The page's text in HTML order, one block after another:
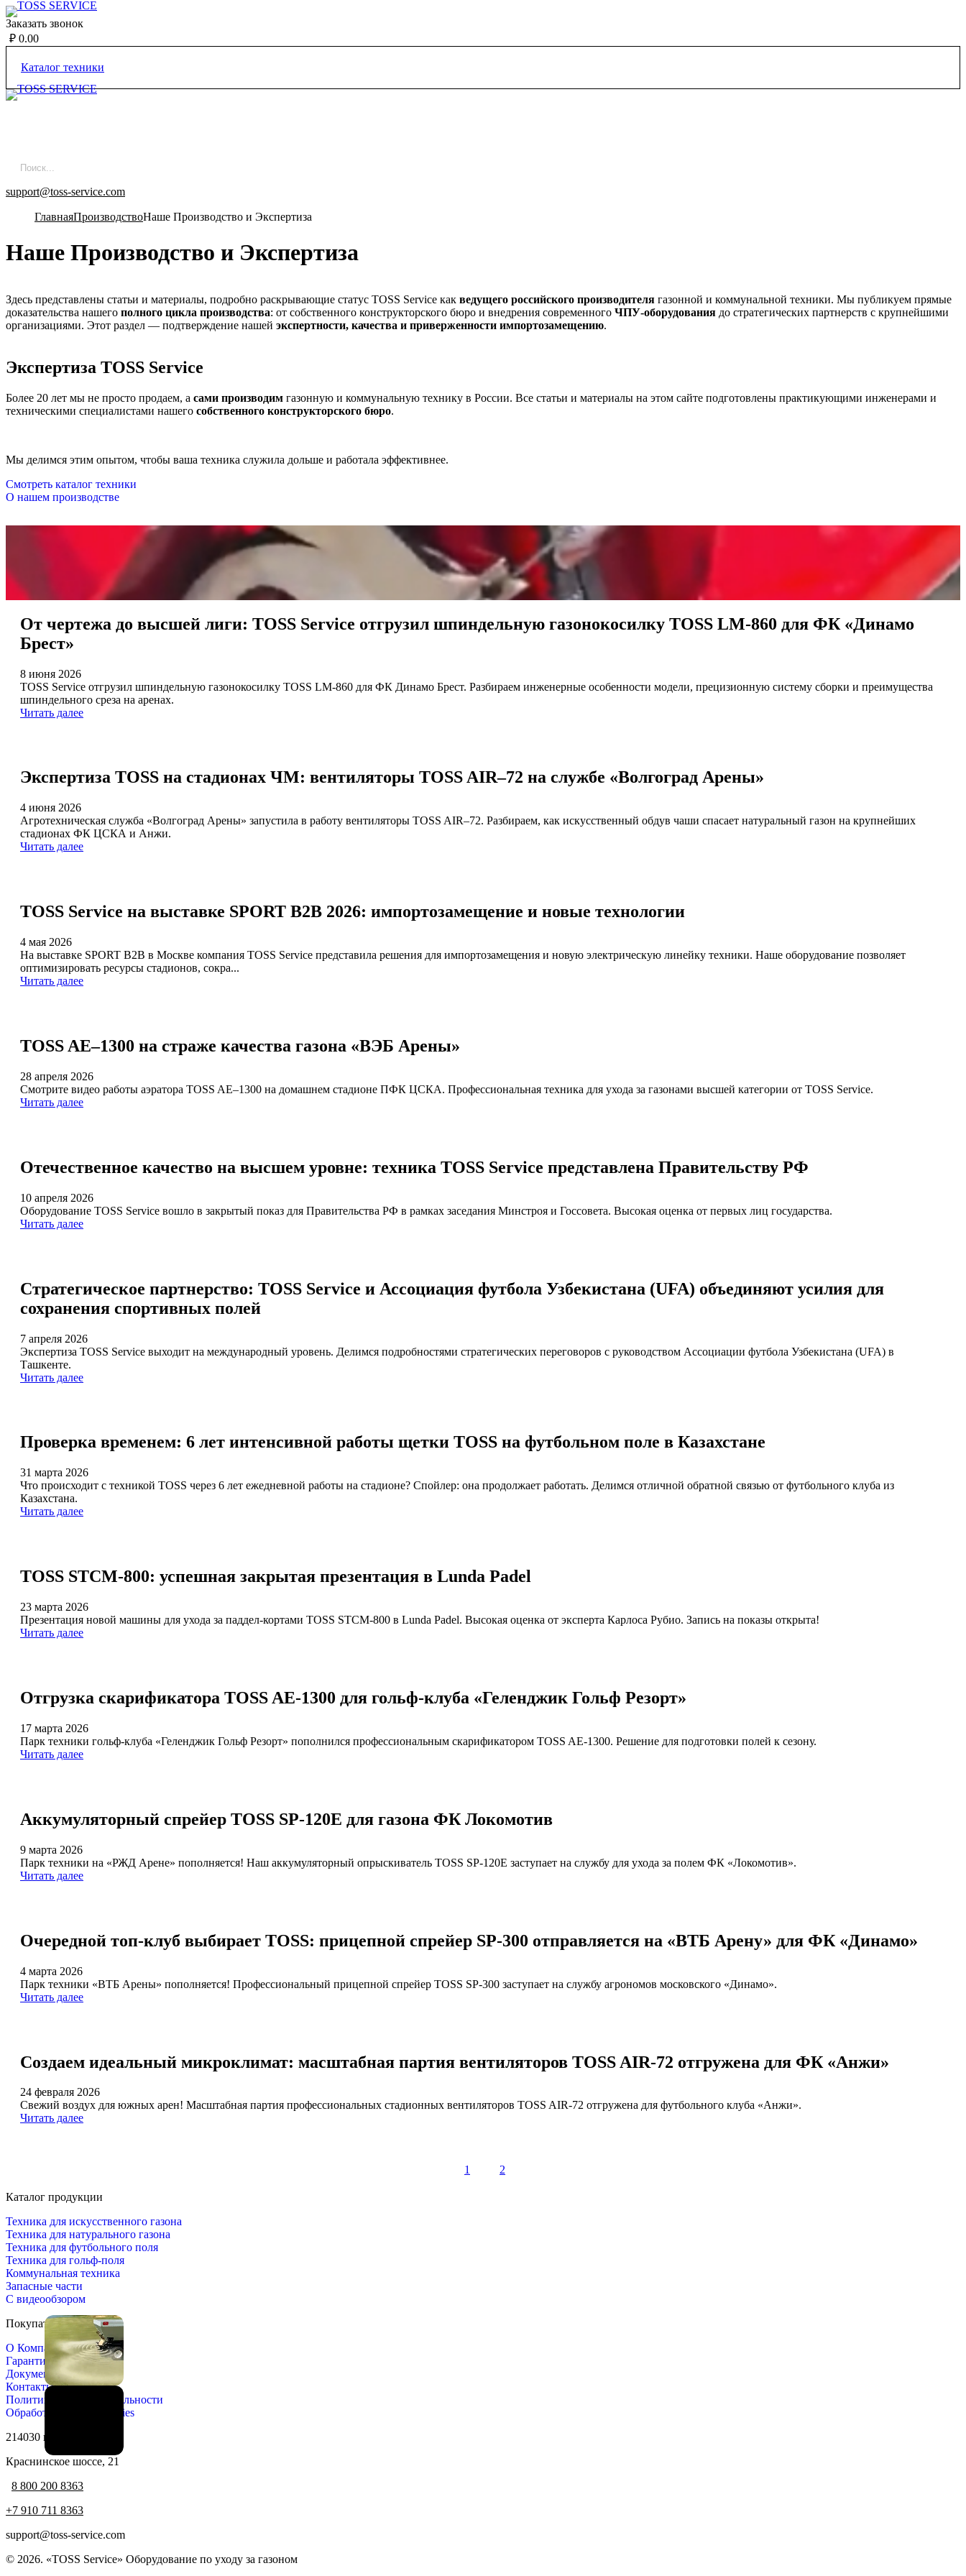
Заказать звонок
₽ 0.00
Каталог техники
support@toss-service.com
ГлавнаяПроизводствоНаше Производство и Экспертиза
Наше Производство и Экспертиза
Здесь представлены статьи и материалы, подробно раскрывающие статус TOSS Service как ведущего российского производителя газонной и коммунальной техники. Мы публикуем прямые
доказательства нашего полного цикла производства: от собственного конструкторского бюро и внедрения современного ЧПУ-оборудования до стратегических партнерств с крупнейшими
организациями. Этот раздел — подтверждение нашей экспертности, качества и приверженности импортозамещению.
Экспертиза TOSS Service
Более 20 лет мы не просто продаем, а сами производим газонную и коммунальную технику в России. Все статьи и материалы на этом сайте подготовлены практикующими инженерами и
техническими специалистами нашего собственного конструкторского бюро.
Мы делимся этим опытом, чтобы ваша техника служила дольше и работала эффективнее.
Смотреть каталог техники
О нашем производстве
От чертежа до высшей лиги: TOSS Service отгрузил шпиндельную газонокосилку TOSS LM-860 для ФК «Динамо
Брест»
8 июня 2026
TOSS Service отгрузил шпиндельную газонокосилку TOSS LM-860 для ФК Динамо Брест. Разбираем инженерные особенности модели, прецизионную систему сборки и преимущества
шпиндельного среза на аренах.
Читать далее
Экспертиза TOSS на стадионах ЧМ: вентиляторы TOSS AIR–72 на службе «Волгоград Арены»
4 июня 2026
Агротехническая служба «Волгоград Арены» запустила в работу вентиляторы TOSS AIR–72. Разбираем, как искусственный обдув чаши спасает натуральный газон на крупнейших
стадионах ФК ЦСКА и Анжи.
Читать далее
TOSS Service на выставке SPORT B2B 2026: импортозамещение и новые технологии
4 мая 2026
На выставке SPORT B2B в Москве компания TOSS Service представила решения для импортозамещения и новую электрическую линейку техники. Наше оборудование позволяет
оптимизировать ресурсы стадионов, сокра...
Читать далее
TOSS AE–1300 на страже качества газона «ВЭБ Арены»
28 апреля 2026
Смотрите видео работы аэратора TOSS AE–1300 на домашнем стадионе ПФК ЦСКА. Профессиональная техника для ухода за газонами высшей категории от TOSS Service.
Читать далее
Отечественное качество на высшем уровне: техника TOSS Service представлена Правительству РФ
10 апреля 2026
Оборудование TOSS Service вошло в закрытый показ для Правительства РФ в рамках заседания Минстроя и Госсовета. Высокая оценка от первых лиц государства.
Читать далее
Стратегическое партнерство: TOSS Service и Ассоциация футбола Узбекистана (UFA) объединяют усилия для
сохранения спортивных полей
7 апреля 2026
Экспертиза TOSS Service выходит на международный уровень. Делимся подробностями стратегических переговоров с руководством Ассоциации футбола Узбекистана (UFA) в
Ташкенте.
Читать далее
Проверка временем: 6 лет интенсивной работы щетки TOSS на футбольном поле в Казахстане
31 марта 2026
Что происходит с техникой TOSS через 6 лет ежедневной работы на стадионе? Спойлер: она продолжает работать. Делимся отличной обратной связью от футбольного клуба из
Казахстана.
Читать далее
TOSS STCM-800: успешная закрытая презентация в Lunda Padel
23 марта 2026
Презентация новой машины для ухода за паддел-кортами TOSS STCM-800 в Lunda Padel. Высокая оценка от эксперта Карлоса Рубио. Запись на показы открыта!
Читать далее
Отгрузка скарификатора TOSS AE-1300 для гольф-клуба «Геленджик Гольф Резорт»
17 марта 2026
Парк техники гольф-клуба «Геленджик Гольф Резорт» пополнился профессиональным скарификатором TOSS AE-1300. Решение для подготовки полей к сезону.
Читать далее
Аккумуляторный спрейер TOSS SP-120E для газона ФК Локомотив
9 марта 2026
Парк техники на «РЖД Арене» пополняется! Наш аккумуляторный опрыскиватель TOSS SP-120E заступает на службу для ухода за полем ФК «Локомотив».
Читать далее
Очередной топ-клуб выбирает TOSS: прицепной спрейер SP-300 отправляется на «ВТБ Арену» для ФК «Динамо»
4 марта 2026
Парк техники «ВТБ Арены» пополняется! Профессиональный прицепной спрейер TOSS SP-300 заступает на службу агрономов московского «Динамо».
Читать далее
Создаем идеальный микроклимат: масштабная партия вентиляторов TOSS AIR-72 отгружена для ФК «Анжи»
24 февраля 2026
Свежий воздух для южных арен! Масштабная партия профессиональных стадионных вентиляторов TOSS AIR-72 отгружена для футбольного клуба «Анжи».
Читать далее
1 2
Каталог продукции
Техника для искусственного газона
Техника для натурального газона
Техника для футбольного поля
Техника для гольф-поля
Коммунальная техника
Запасные части
С видеообзором
Покупателю
О Компании
Гарантия и сервис
Документы
Контакты
Политика конфиденциальности
Обработка файлов cookies
214030 г. Смоленск,
Краснинское шоссе, 21
8 800 200 8363
+7 910 711 8363
support@toss-service.com
© 2026. «TOSS Service» Оборудование по уходу за газоном